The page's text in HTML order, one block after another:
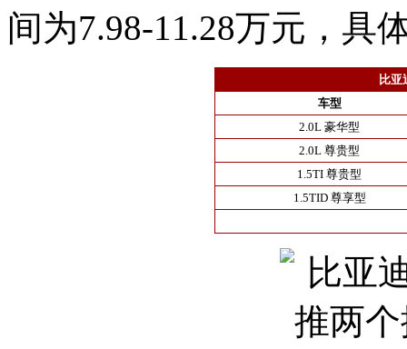
间为7.98-11.28万元，具
比亚
车型
2.0L 豪华型
2.0L 尊贵型
1.5TI 尊贵型
1.5TID 尊享型